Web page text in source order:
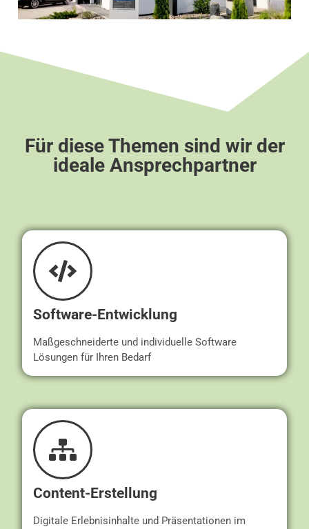
Für diese Themen sind wir der
ideale Ansprechpartner
Software-Entwicklung
Maßgeschneiderte und individuelle Software
Lösungen für Ihren Bedarf
Content-Erstellung
Digitale Erlebnisinhalte und Präsentationen im